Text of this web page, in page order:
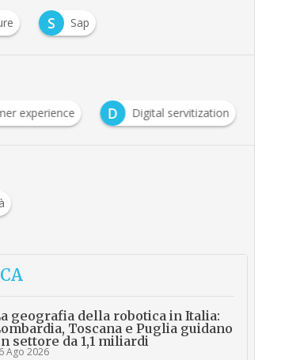
S
Sap
experience D
Digital servitization
geografia della robotica in Italia:
Toscana e Puglia guidano
settore da 1,1 miliardi
Ago 2026